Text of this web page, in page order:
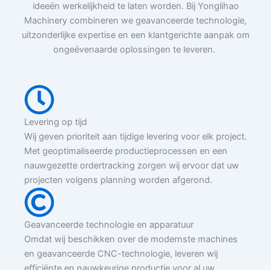
Draadvonkbewerkingsdiensten
ideeën werkelijkheid te laten worden. Bij Yonglihao
Machinery combineren we geavanceerde technologie,
uitzonderlijke expertise en een klantgerichte aanpak om
ongeëvenaarde oplossingen te leveren.
Levering op tijd
Wij geven prioriteit aan tijdige levering voor elk project.
Met geoptimaliseerde productieprocessen en een
nauwgezette ordertracking zorgen wij ervoor dat uw
projecten volgens planning worden afgerond.
Geavanceerde technologie en apparatuur
Omdat wij beschikken over de modernste machines
en geavanceerde CNC-technologie, leveren wij